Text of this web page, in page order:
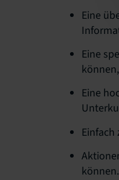
Eine
Eine
Eine
können.